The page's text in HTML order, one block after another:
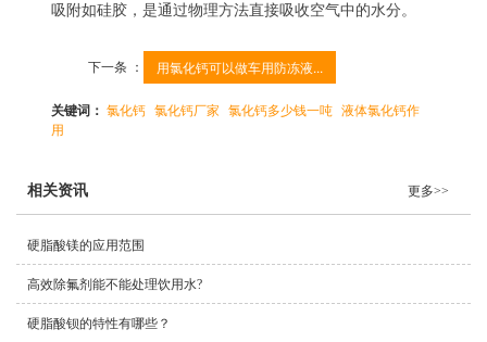
吸附如硅胶，是通过物理方法直接吸收空气中的水分。
下一条 ： 用氯化钙可以做车用防冻液...
关键词：氯化钙 氯化钙厂家 氯化钙多少钱一吨 液体氯化钙作
用
相关资讯 更多>>
硬脂酸镁的应用范围
高效除氟剂能不能处理饮用水?
硬脂酸钡的特性有哪些？